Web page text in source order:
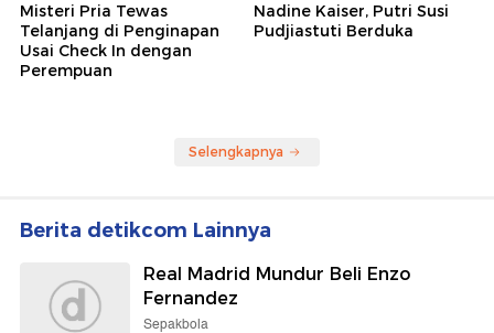
Misteri Pria Tewas
Telanjang di Penginapan
Usai Check In dengan
Perempuan
Nadine Kaiser, Putri Susi
Pudjiastuti Berduka
Selengkapnya
Berita detikcom Lainnya
Real Madrid Mundur Beli Enzo
Fernandez
Sepakbola